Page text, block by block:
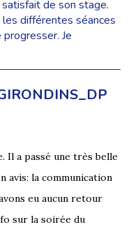
de son stage.
les différentes séances
Je
Il a passé une très belle
avis: la communication
eu aucun retour
sur la soirée du